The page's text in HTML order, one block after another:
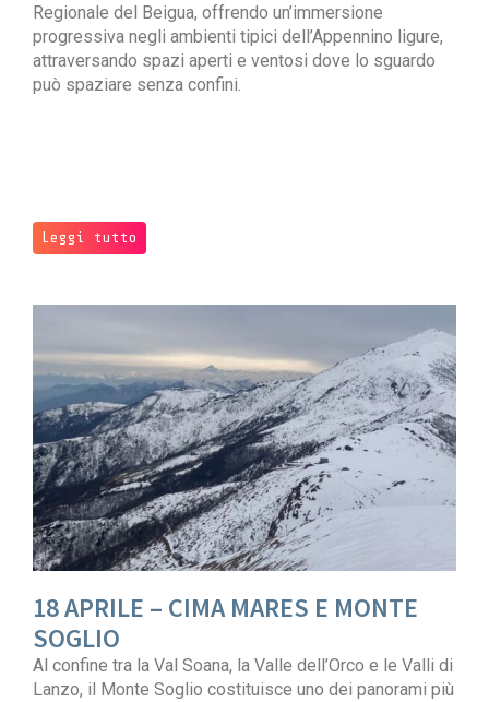
Regionale del Beigua, offrendo un’immersione
progressiva negli ambienti tipici dell’Appennino ligure,
attraversando spazi aperti e ventosi dove lo sguardo
può spaziare senza confini.
Leggi tutto
18 APRILE – CIMA MARES E MONTE
SOGLIO
Al confine tra la Val Soana, la Valle dell’Orco e le Valli di
Lanzo, il Monte Soglio costituisce uno dei panorami più